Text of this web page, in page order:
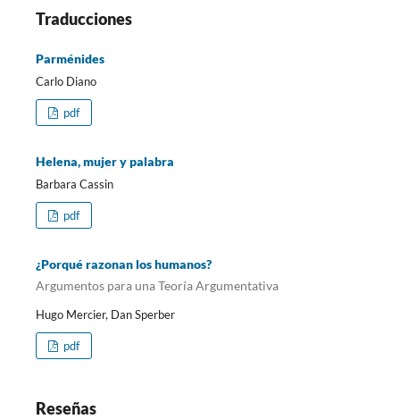
Traducciones
Parménides
Carlo Diano
pdf
Helena, mujer y palabra
Barbara Cassin
pdf
¿Porqué razonan los humanos?
Argumentos para una Teoría Argumentativa
Hugo Mercier, Dan Sperber
pdf
Reseñas